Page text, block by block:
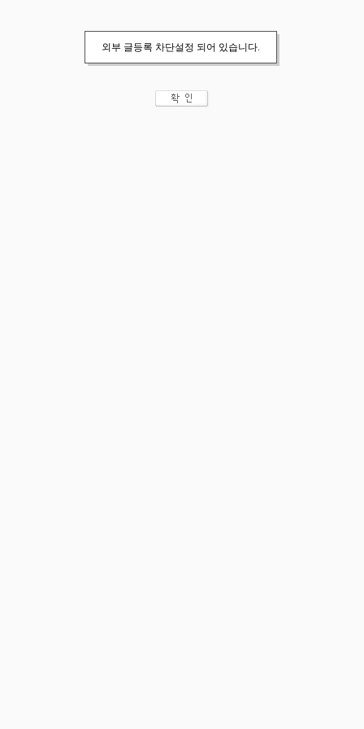
외부 글등록 차단설정 되어 있습니다.